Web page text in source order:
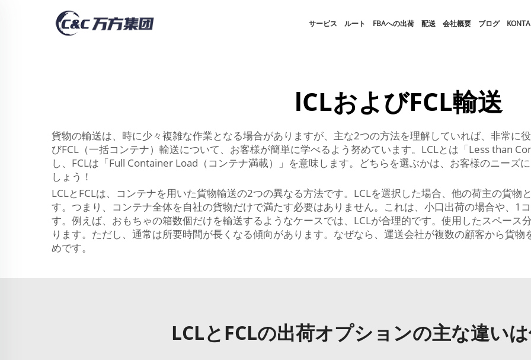
サービス ルート FBAへの出荷 配送 会社概要 ブログ
lCLおよびFCL輸送
貨物の輸送は、時に少々複雑な作業となる場合がありますが、主な2つの方法を理解していれば、非常に
びFCL（一括コンテナ）輸送について、お客様が簡単に学べるよう努めています。LCLとは「Less than
し、FCLは「Full Container Load（コンテナ満載）」を意味します。どちらを選ぶかは、お客様のニーズ
しょう！
LCLとFCLは、コンテナを用いた貨物輸送の2つの異なる方法です。LCLを選択した場合、他の荷主の貨
す。つまり、コンテナ全体を自社の貨物だけで満たす必要はありません。これは、小口出荷の場合や、1
す。例えば、おもちゃの箱数個だけを輸送するようなケースでは、LCLが合理的です。使用したスペース
ります。ただし、通常は所要時間が長くなる傾向があります。なぜなら、運送会社が複数の顧客から貨
めです。
LCLとFCLの出荷オプションの主な違い